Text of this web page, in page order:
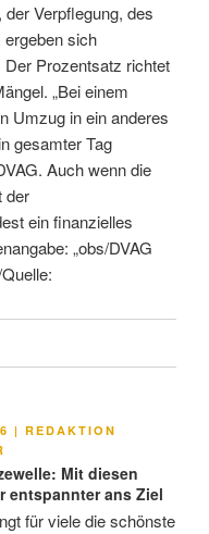
Verpflegung, des
sich
Prozentsatz richtet
„Bei einem
Umzug in ein anderes
gesamter Tag
Auch wenn die
der
ein finanzielles
„obs/DVAG
| REDAKTION
Mit diesen
entspannter ans Ziel
für viele die schönste